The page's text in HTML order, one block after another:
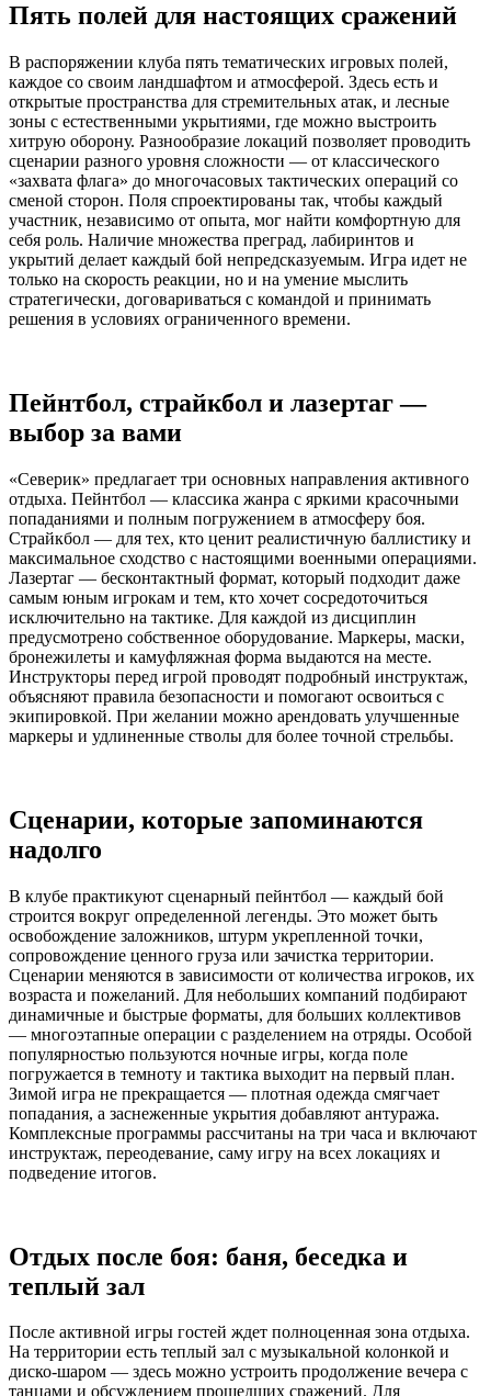
Пять полей для настоящих сражений
В распоряжении клуба пять тематических игровых полей,
каждое со своим ландшафтом и атмосферой. Здесь есть и
открытые пространства для стремительных атак, и лесные
зоны с естественными укрытиями, где можно выстроить
хитрую оборону. Разнообразие локаций позволяет проводить
сценарии разного уровня сложности — от классического
«захвата флага» до многочасовых тактических операций со
сменой сторон. Поля спроектированы так, чтобы каждый
участник, независимо от опыта, мог найти комфортную для
себя роль. Наличие множества преград, лабиринтов и
укрытий делает каждый бой непредсказуемым. Игра идет не
только на скорость реакции, но и на умение мыслить
стратегически, договариваться с командой и принимать
решения в условиях ограниченного времени.
Пейнтбол, страйкбол и лазертаг —
выбор за вами
«Северик» предлагает три основных направления активного
отдыха. Пейнтбол — классика жанра с яркими красочными
попаданиями и полным погружением в атмосферу боя.
Страйкбол — для тех, кто ценит реалистичную баллистику и
максимальное сходство с настоящими военными операциями.
Лазертаг — бесконтактный формат, который подходит даже
самым юным игрокам и тем, кто хочет сосредоточиться
исключительно на тактике. Для каждой из дисциплин
предусмотрено собственное оборудование. Маркеры, маски,
бронежилеты и камуфляжная форма выдаются на месте.
Инструкторы перед игрой проводят подробный инструктаж,
объясняют правила безопасности и помогают освоиться с
экипировкой. При желании можно арендовать улучшенные
маркеры и удлиненные стволы для более точной стрельбы.
Сценарии, которые запоминаются
надолго
В клубе практикуют сценарный пейнтбол — каждый бой
строится вокруг определенной легенды. Это может быть
освобождение заложников, штурм укрепленной точки,
сопровождение ценного груза или зачистка территории.
Сценарии меняются в зависимости от количества игроков, их
возраста и пожеланий. Для небольших компаний подбирают
динамичные и быстрые форматы, для больших коллективов
— многоэтапные операции с разделением на отряды. Особой
популярностью пользуются ночные игры, когда поле
погружается в темноту и тактика выходит на первый план.
Зимой игра не прекращается — плотная одежда смягчает
попадания, а заснеженные укрытия добавляют антуража.
Комплексные программы рассчитаны на три часа и включают
инструктаж, переодевание, саму игру на всех локациях и
подведение итогов.
Отдых после боя: баня, беседка и
теплый зал
После активной игры гостей ждет полноценная зона отдыха.
На территории есть теплый зал с музыкальной колонкой и
диско-шаром — здесь можно устроить продолжение вечера с
танцами и обсуждением прошедших сражений. Для